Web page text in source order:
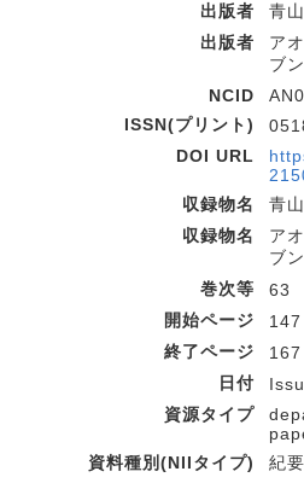
出版者
青
出版者
ア
ブ
NCID
ISSN(プリント)
DOI URL
収録物名
青
収録物名
ア
ブ
巻次等
63
開始ページ
147
終了ページ
167
日付
資源タイプ
資料種別(NIIタイプ)
紀